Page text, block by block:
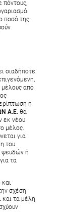
πόντους,
ποσό της
οιαδήποτε
μέλους από
η
Α.Ε. θα
εκ νέου
μέλος.
για
του
ψευδών ή
τα
και
σχέση
και τα μέλη